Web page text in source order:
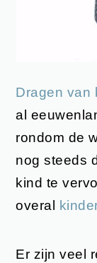
Dragen van
al
rondom de
nog steeds
kind te
overal
Er zijn veel